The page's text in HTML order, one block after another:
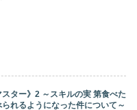
ター》2 ～スキルの実 第食べた
れるようになった件について～